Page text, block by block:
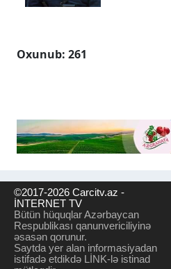
Oxunub: 261
©2017-2026 Carcitv.az -
İNTERNET TV
Bütün hüquqlar Azərbaycan
Respublikası qanunvericiliyinə
əsasən qorunur.
Saytda yer alan informasiyadan
istifadə etdikdə LİNK-lə istinad